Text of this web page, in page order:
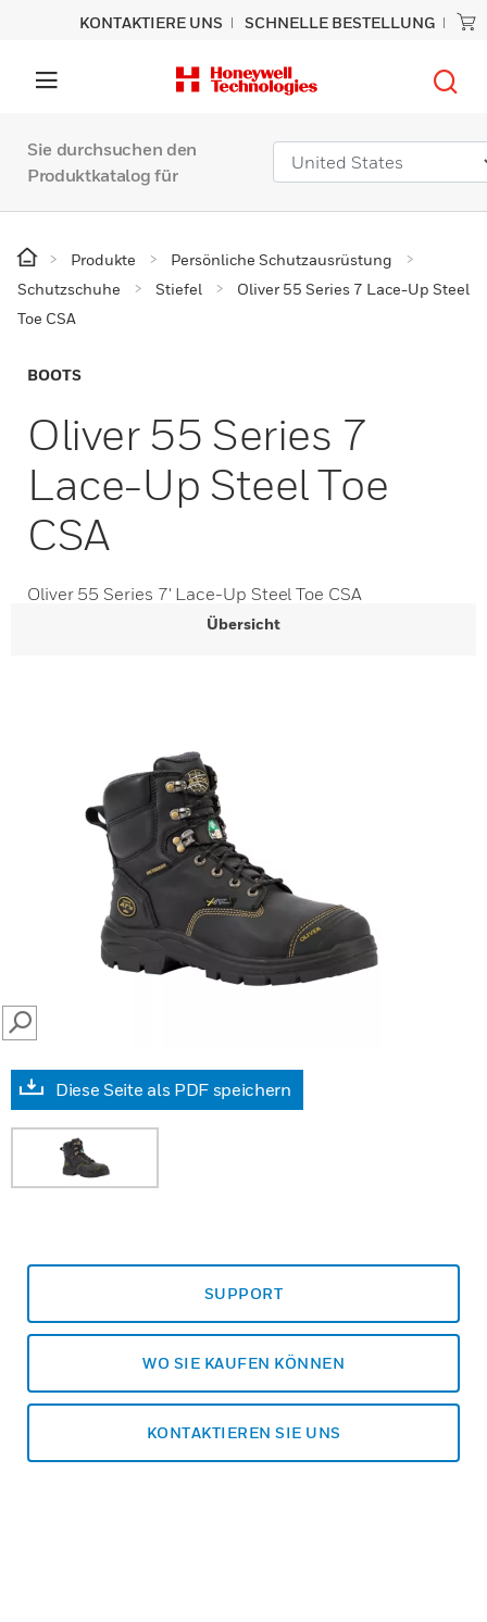
KONTAKTIERE UNS SCHNELLE BESTELLUNG
Sie durchsuchen den
Produktkatalog für
Produkte
Persönliche Schutzausrüstung
Schutzschuhe
Stiefel
Oliver 55 Series 7 Lace-Up Steel
Toe CSA
BOOTS
Oliver 55 Series 7
Lace-Up Steel Toe
CSA
Oliver 55 Series 7' Lace-Up Steel Toe CSA
Übersicht
SEARCH
Diese Seite als PDF speichern
SUPPORT
WO SIE KAUFEN KÖNNEN
KONTAKTIEREN SIE UNS